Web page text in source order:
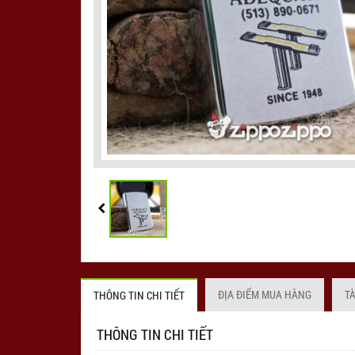
THÔNG TIN CHI TIẾT ĐỊA ĐIỂM MUA HÀNG
THÔNG TIN CHI TIẾT